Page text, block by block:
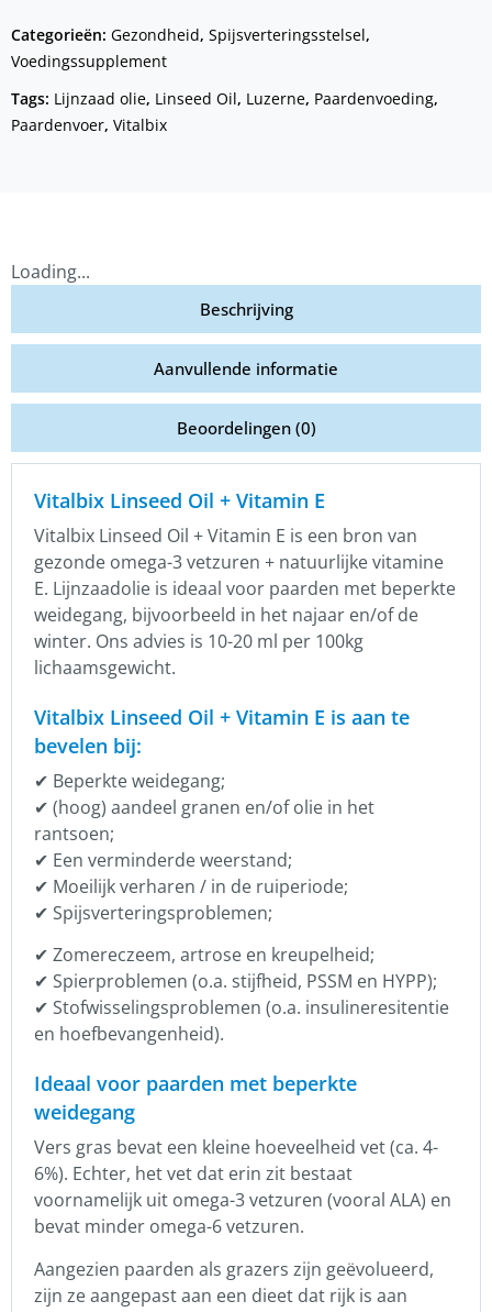
Categorieën: Gezondheid, Spijsverteringsstelsel,
Voedingssupplement
Tags: Lijnzaad olie, Linseed Oil, Luzerne, Paardenvoeding,
Paardenvoer, Vitalbix
Loading...
Beschrijving
Aanvullende informatie
Beoordelingen (0)
Vitalbix Linseed Oil + Vitamin E
Vitalbix Linseed Oil + Vitamin E is een bron van
gezonde omega-3 vetzuren + natuurlijke vitamine
E. Lijnzaadolie is ideaal voor paarden met beperkte
weidegang, bijvoorbeeld in het najaar en/of de
winter. Ons advies is 10-20 ml per 100kg
lichaamsgewicht.
Vitalbix Linseed Oil + Vitamin E is aan te
bevelen bij:
✔ Beperkte weidegang;
✔ (hoog) aandeel granen en/of olie in het
rantsoen;
✔ Een verminderde weerstand;
✔ Moeilijk verharen / in de ruiperiode;
✔ Spijsverteringsproblemen;
✔ Zomereczeem, artrose en kreupelheid;
✔ Spierproblemen (o.a. stijfheid, PSSM en HYPP);
✔ Stofwisselingsproblemen (o.a. insulineresitentie
en hoefbevangenheid).
Ideaal voor paarden met beperkte
weidegang
Vers gras bevat een kleine hoeveelheid vet (ca. 4-
6%). Echter, het vet dat erin zit bestaat
voornamelijk uit omega-3 vetzuren (vooral ALA) en
bevat minder omega-6 vetzuren.
Aangezien paarden als grazers zijn geëvolueerd,
zijn ze aangepast aan een dieet dat rijk is aan